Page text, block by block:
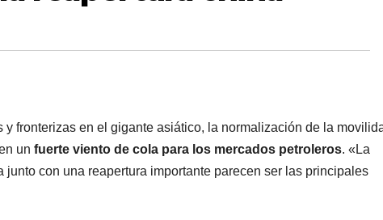
fronterizas en el gigante asiático, la normalización de la
un fuerte viento de cola para los mercados petroleros. «La
con una reapertura importante parecen ser las principales